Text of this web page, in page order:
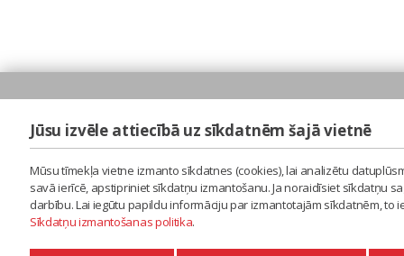
Jūsu izvēle attiecībā uz sīkdatnēm šajā vietnē
Mūsu tīmekļa vietne izmanto sīkdatnes (cookies), lai analizētu
savā ierīcē, apstipriniet sīkdatņu izmantošanu. Ja noraidīsiet sīkdatņu
darbību. Lai iegūtu papildu informāciju par izmantotajām sīkdatnēm,
Sīkdatņu izmantošanas politika.